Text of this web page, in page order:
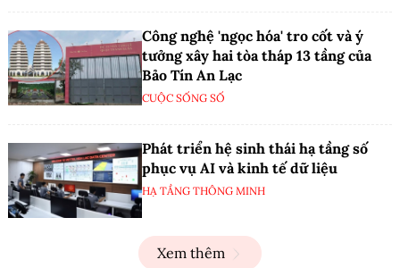
Công nghệ 'ngọc hóa' tro cốt và ý
tưởng xây hai tòa tháp 13 tầng của
Bảo Tín An Lạc
CUỘC SỐNG SỐ
Phát triển hệ sinh thái hạ tầng số
phục vụ AI và kinh tế dữ liệu
HẠ TẦNG THÔNG MINH
Xem thêm